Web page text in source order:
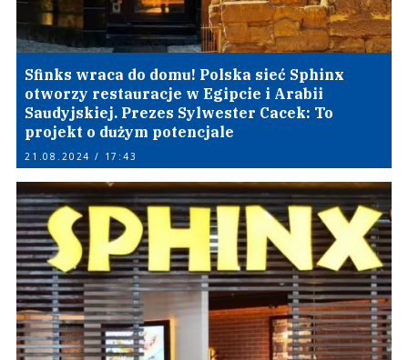
Sfinks wraca do domu! Polska sieć Sphinx
otworzy restauracje w Egipcie i Arabii
Saudyjskiej. Prezes Sylwester Cacek: To
projekt o dużym potencjale
21.08.2024 / 17:43